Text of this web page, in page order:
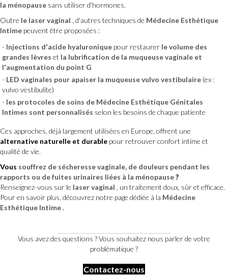
la ménopause sans utiliser d'hormones.
Outre le laser vaginal , d'autres techniques de Médecine Esthétique
Intime peuvent être proposées :
Injections d'acide hyaluronique pour restaurer le volume des
grandes lèvres et la lubrification de la muqueuse vaginale et
l'augmentation du point G
LED vaginales pour apaiser la muqueuse vulvo vestibulaire (ex :
vulvo vestibulite)
les protocoles de soins de Médecine Esthétique Génitales
Intimes sont personnalisés selon les besoins de chaque patiente
Ces approches, déjà largement utilisées en Europe, offrent une
alternative naturelle et durable pour retrouver confort intime et
qualité de vie.
Vous souffrez de sécheresse vaginale, de douleurs pendant les
rapports ou de fuites urinaires liées à la ménopause?
Renseignez-vous sur le laser vaginal , un traitement doux, sûr et efficace.
Pour en savoir plus, découvrez notre page dédiée à la Médecine
Esthétique Intime.
Vous avez des questions ? Vous souhaitez nous parler de votre
problématique ?
Contactez-nous